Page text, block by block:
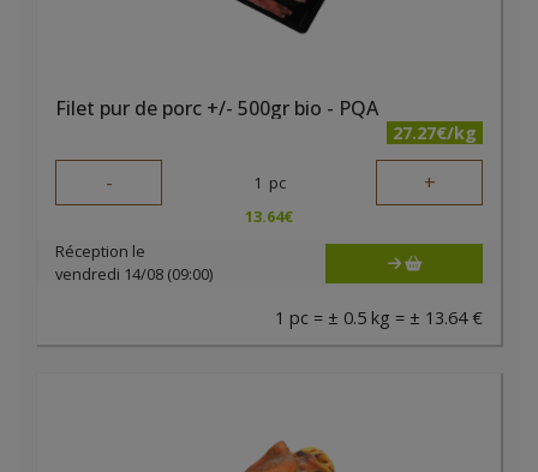
Filet pur de porc +/- 500gr bio - PQA
27.27€/kg
- 1 pc +
13.64€
Réception le
vendredi 14/08 (09:00)
1 pc = ± 0.5 kg = ± 13.64 €